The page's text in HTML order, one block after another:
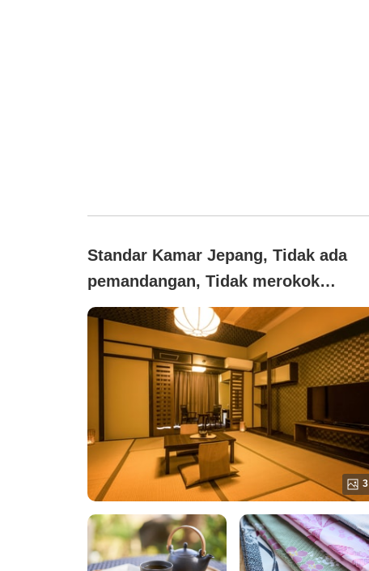
Standar Kamar Jepang, Tidak ada
pemandangan, Tidak merokok
([Bebas asap rokok]Kamar Standar
Gaya Jepang untuk 3 Orang dengan
Shower Saja (Tanpa Pemandangan))
3